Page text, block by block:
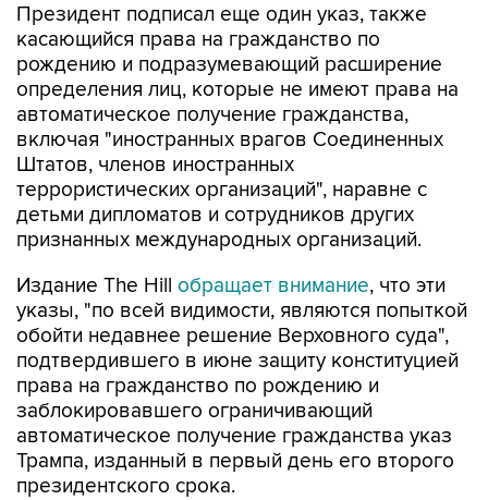
Президент подписал еще один указ, также
касающийся права на гражданство по
рождению и подразумевающий расширение
определения лиц, которые не имеют права на
автоматическое получение гражданства,
включая "иностранных врагов Соединенных
Штатов, членов иностранных
террористических организаций", наравне с
детьми дипломатов и сотрудников других
признанных международных организаций.
Издание The Hill обращает внимание, что эти
указы, "по всей видимости, являются попыткой
обойти недавнее решение Верховного суда",
подтвердившего в июне защиту конституцией
права на гражданство по рождению и
заблокировавшего ограничивающий
автоматическое получение гражданства указ
Трампа, изданный в первый день его второго
президентского срока.